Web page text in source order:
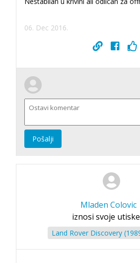
06. Dec 2016.
Pošalji
Mladen Colovic
iznosi svoje
Land Rover Discovery